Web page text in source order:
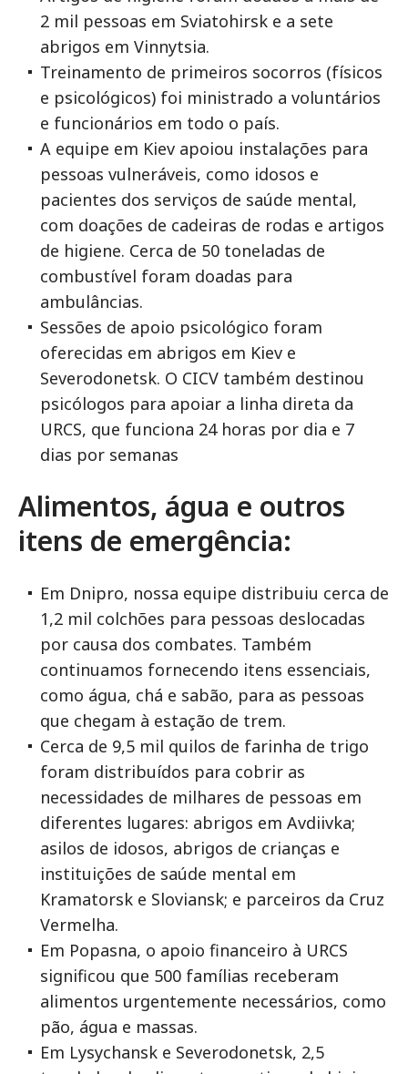
2 mil pessoas em Sviatohirsk e a sete
abrigos em Vinnytsia.
Treinamento de primeiros socorros (físicos
e psicológicos) foi ministrado a voluntários
e funcionários em todo o país.
A equipe em Kiev apoiou instalações para
pessoas vulneráveis, como idosos e
pacientes dos serviços de saúde mental,
com doações de cadeiras de rodas e artigos
de higiene. Cerca de 50 toneladas de
combustível foram doadas para
ambulâncias.
Sessões de apoio psicológico foram
oferecidas em abrigos em Kiev e
Severodonetsk. O CICV também destinou
psicólogos para apoiar a linha direta da
URCS, que funciona 24 horas por dia e 7
dias por semanas
Alimentos, água e outros
itens de emergência:
Em Dnipro, nossa equipe distribuiu cerca de
1,2 mil colchões para pessoas deslocadas
por causa dos combates. Também
continuamos fornecendo itens essenciais,
como água, chá e sabão, para as pessoas
que chegam à estação de trem.
Cerca de 9,5 mil quilos de farinha de trigo
foram distribuídos para cobrir as
necessidades de milhares de pessoas em
diferentes lugares: abrigos em Avdiivka;
asilos de idosos, abrigos de crianças e
instituições de saúde mental em
Kramatorsk e Sloviansk; e parceiros da Cruz
Vermelha.
Em Popasna, o apoio financeiro à URCS
significou que 500 famílias receberam
alimentos urgentemente necessários, como
pão, água e massas.
Em Lysychansk e Severodonetsk, 2,5